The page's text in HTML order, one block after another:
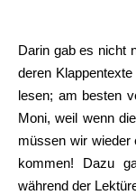
Darin gab es nicht
deren
lesen; am besten
Moni, weil wenn
müssen wir wieder
kommen! Dazu
während der